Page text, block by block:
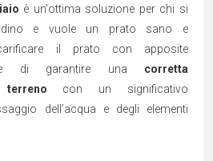
è un'ottima soluzione per chi si
e vuole un prato sano e
il prato con apposite
di garantire una corretta
con un significativo
dell’acqua e degli elementi